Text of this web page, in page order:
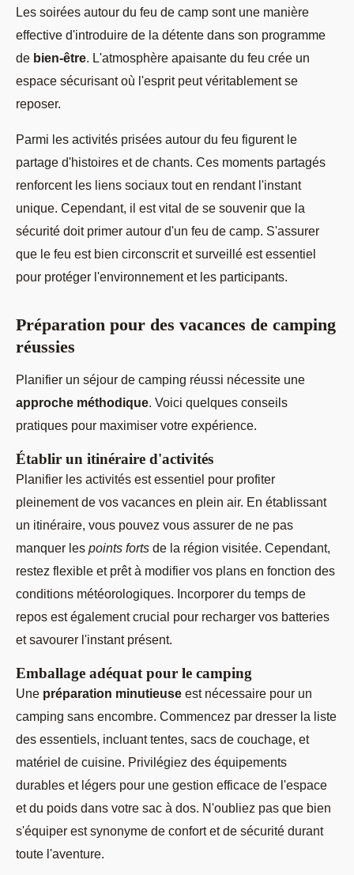
Les soirées autour du feu de camp sont une manière
effective d'introduire de la détente dans son programme
de bien-être. L'atmosphère apaisante du feu crée un
espace sécurisant où l'esprit peut véritablement se
reposer.
Parmi les activités prisées autour du feu figurent le
partage d'histoires et de chants. Ces moments partagés
renforcent les liens sociaux tout en rendant l'instant
unique. Cependant, il est vital de se souvenir que la
sécurité doit primer autour d'un feu de camp. S'assurer
que le feu est bien circonscrit et surveillé est essentiel
pour protéger l'environnement et les participants.
Préparation pour des vacances de camping
réussies
Planifier un séjour de camping réussi nécessite une
approche méthodique. Voici quelques conseils
pratiques pour maximiser votre expérience.
Établir un itinéraire d'activités
Planifier les activités est essentiel pour profiter
pleinement de vos vacances en plein air. En établissant
un itinéraire, vous pouvez vous assurer de ne pas
manquer les points forts de la région visitée. Cependant,
restez flexible et prêt à modifier vos plans en fonction des
conditions météorologiques. Incorporer du temps de
repos est également crucial pour recharger vos batteries
et savourer l'instant présent.
Emballage adéquat pour le camping
Une préparation minutieuse est nécessaire pour un
camping sans encombre. Commencez par dresser la liste
des essentiels, incluant tentes, sacs de couchage, et
matériel de cuisine. Privilégiez des équipements
durables et légers pour une gestion efficace de l'espace
et du poids dans votre sac à dos. N'oubliez pas que bien
s'équiper est synonyme de confort et de sécurité durant
toute l'aventure.